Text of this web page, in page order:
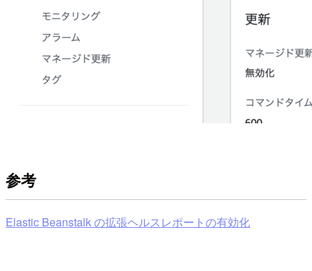
参考
Elastic Beanstalk の拡張ヘルスレポートの有効化